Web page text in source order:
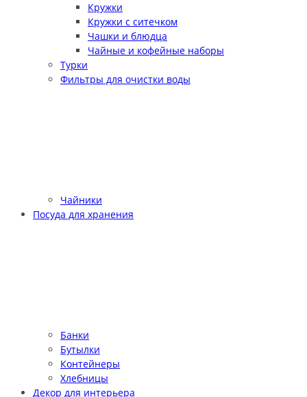
Кружки
Кружки с ситечком
Чашки и блюдца
Чайные и кофейные наборы
Турки
Фильтры для очистки воды
Чайники
Посуда для хранения
Банки
Бутылки
Контейнеры
Хлебницы
Декор для интерьера